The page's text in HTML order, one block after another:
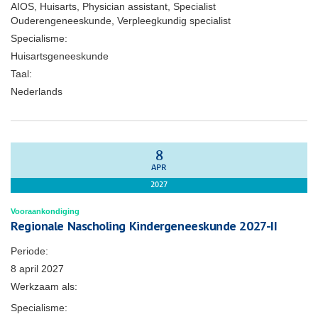
AIOS, Huisarts, Physician assistant, Specialist
Ouderengeneeskunde, Verpleegkundig specialist
Specialisme:
Huisartsgeneeskunde
Taal:
Nederlands
8
APR
2027
Vooraankondiging
Regionale Nascholing Kindergeneeskunde 2027-II
Periode:
8 april 2027
Werkzaam als:
Specialisme: